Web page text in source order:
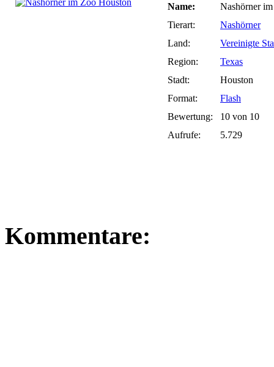
Name:
Nashörner
Tierart:
Nashörner
Land:
Vereinigte
Region:
Texas
Stadt:
Houston
Format:
Flash
Bewertung:
10 von 10
Aufrufe:
5.729
Kommentare: